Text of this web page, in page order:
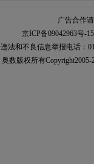
广告合作
京ICP备09042963号-15
违法和不良信息举报电话：
奥数 版权所有Copyright2005-